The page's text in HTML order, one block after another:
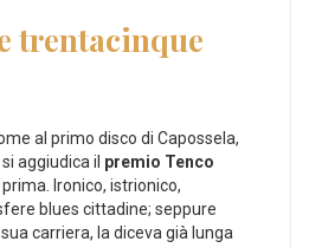
trentacinque
al primo disco di Capossela,
aggiudica il premio Tenco
Ironico, istrionico,
blues cittadine; seppure
carriera, la diceva già lunga